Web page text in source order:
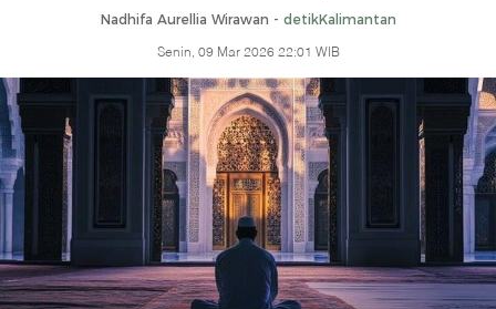
Nadhifa Aurellia Wirawan - detikKalimantan
Senin, 09 Mar 2026 22:01 WIB